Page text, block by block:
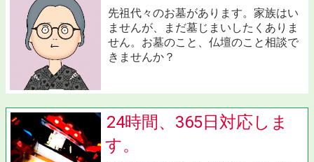
先祖代々のお墓があります。家族はい
ませんが、まだ墓じまいしたくありま
せん。お墓のこと、仏壇のこと相談で
きませんか？
24時間、365日対応しま
す。